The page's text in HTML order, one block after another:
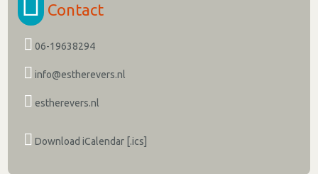
Contact
06-19638294
info@estherevers.nl
estherevers.nl
Download iCalendar [.ics]